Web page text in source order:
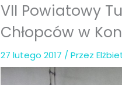
VII Powiatowy
Chłopców w
27 lutego 2017 / Przez